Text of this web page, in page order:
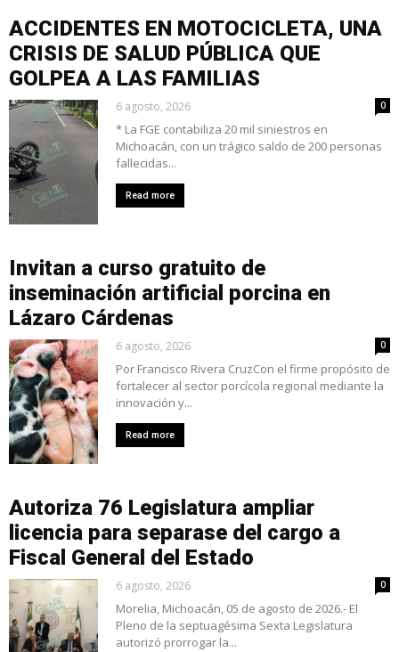
ACCIDENTES EN MOTOCICLETA, UNA
CRISIS DE SALUD PÚBLICA QUE
GOLPEA A LAS FAMILIAS
6 agosto, 2026 0
* La FGE contabiliza 20 mil siniestros en
Michoacán, con un trágico saldo de 200 personas
fallecidas...
Read more
Invitan a curso gratuito de
inseminación artificial porcina en
Lázaro Cárdenas
6 agosto, 2026 0
Por Francisco Rivera CruzCon el firme propósito de
fortalecer al sector porcícola regional mediante la
innovación y...
Read more
Autoriza 76 Legislatura ampliar
licencia para separase del cargo a
Fiscal General del Estado
6 agosto, 2026 0
Morelia, Michoacán, 05 de agosto de 2026.- El
Pleno de la septuagésima Sexta Legislatura
autorizó prorrogar la...